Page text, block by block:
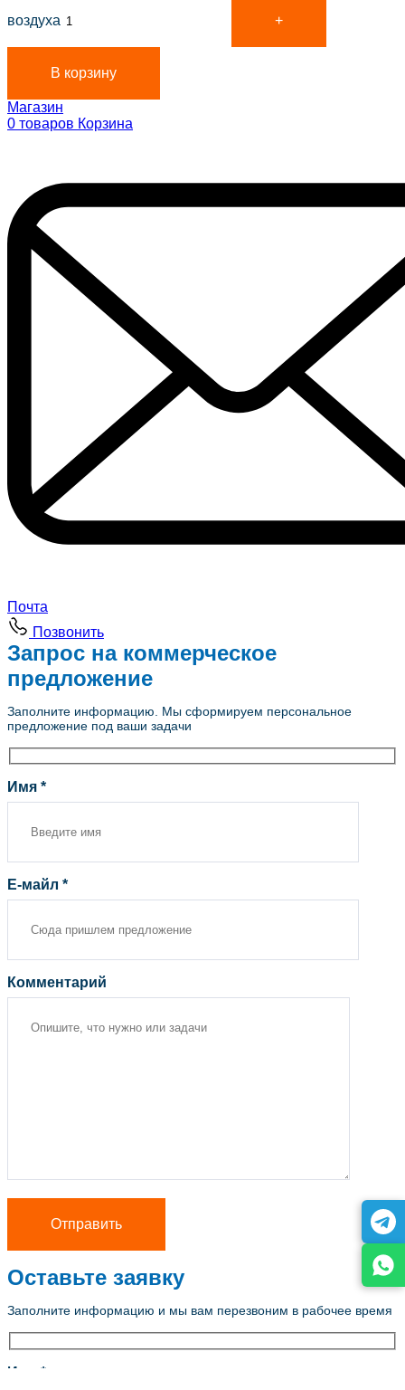
воздуха
В корзину
Магазин
0 товаров Корзина
Почта
Позвонить
Запрос на коммерческое
предложение
Заполните информацию. Мы сформируем персональное
предложение под ваши задачи
Имя *
Е-майл *
Комментарий
Оставьте заявку
Заполните информацию и мы вам перезвоним в рабочее время
Имя *